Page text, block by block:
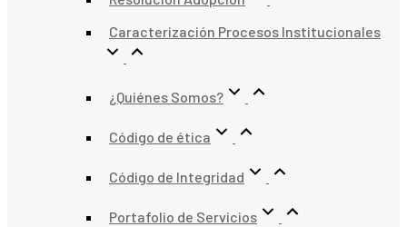
Caracterización Procesos Institucionales
¿Quiénes Somos?
Código de ética
Código de Integridad
Portafolio de Servicios